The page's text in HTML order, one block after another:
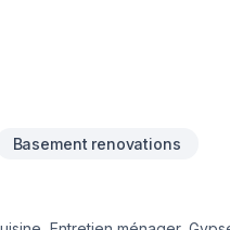
Basement renovations